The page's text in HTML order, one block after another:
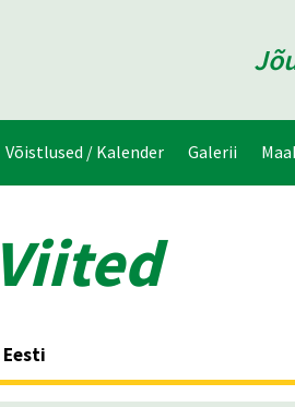
Võistlused / Kalender Galerii
Viited
Eesti